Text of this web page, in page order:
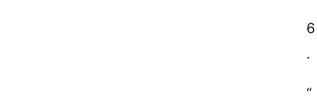
6
.
“